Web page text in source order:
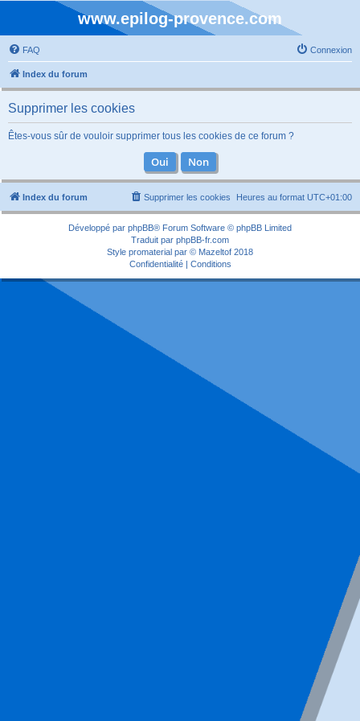
www.epilog-provence.com
FAQ Connexion
Index du forum
Supprimer les cookies
Êtes-vous sûr de vouloir supprimer tous les cookies de ce forum ?
Index du forum Heures au format UTC+01:00
Supprimer les cookies
Développé par phpBB® Forum Software © phpBB Limited
Traduit par phpBB-fr.com
Style promaterial par © Mazeltof 2018
Confidentialité| Conditions